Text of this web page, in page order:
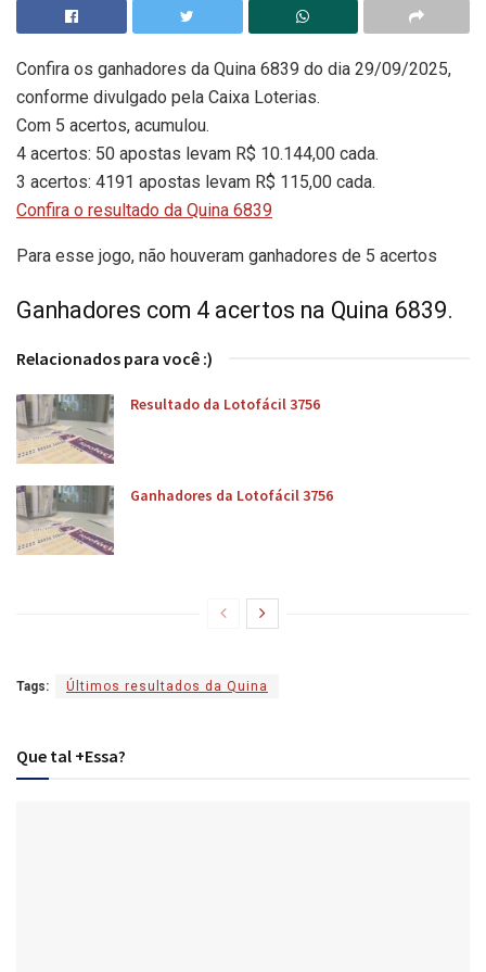
Confira os ganhadores da Quina 6839 do dia 29/09/2025,
conforme divulgado pela Caixa Loterias.
Com 5 acertos, acumulou.
4 acertos: 50 apostas levam R$ 10.144,00 cada.
3 acertos: 4191 apostas levam R$ 115,00 cada.
Confira o resultado da Quina 6839
Para esse jogo, não houveram ganhadores de 5 acertos
Ganhadores com 4 acertos na Quina 6839.
Relacionados para você :)
Resultado da Lotofácil 3756
Ganhadores da Lotofácil 3756
Tags: Últimos resultados da Quina
Que tal +Essa?